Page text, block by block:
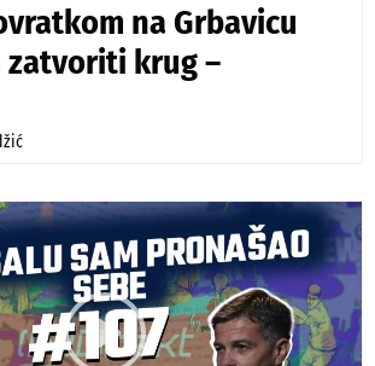
na Grbavicu
zatvoriti krug –